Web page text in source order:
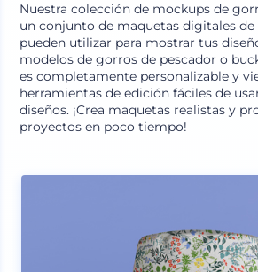
Nuestra colección de mockups de
un conjunto de maquetas digitales de
pueden utilizar para mostrar tus
modelos de gorros de pescador o
es completamente personalizable y
herramientas de edición fáciles de
diseños. ¡Crea maquetas realistas y
proyectos en poco tiempo!